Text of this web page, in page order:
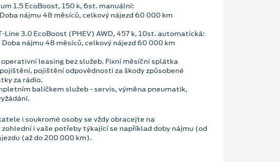
1.5 EcoBoost, 150 k, 6st. manuální:
nájmu 48 měsíců, celkový nájezd 60 000 km
Line 3.0 EcoBoost (PHEV) AWD, 457 k, 10st. automatická:
Doba nájmu 48 měsíců, celkový nájezd 60 000 km
leasing bez služeb. Fixní měsíční splátka
pojištění odpovědnosti za škody způsobené
za rádio.
balíčkem služeb - servis, výměna pneumatik,
i soukromé osoby se vždy obracejte na
i vaše potřeby týkající se například doby nájmu (od
(až do 200 000 km).